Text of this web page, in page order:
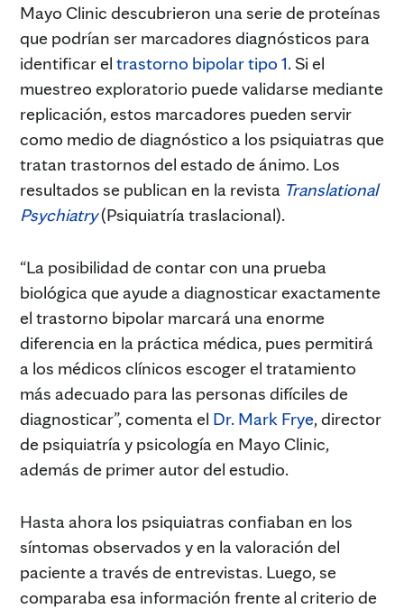
Mayo Clinic descubrieron una serie de proteínas
que podrían ser marcadores diagnósticos para
identificar el trastorno bipolar tipo 1. Si el
muestreo exploratorio puede validarse mediante
replicación, estos marcadores pueden servir
como medio de diagnóstico a los psiquiatras que
tratan trastornos del estado de ánimo. Los
resultados se publican en la revista Translational
Psychiatry(Psiquiatría traslacional).
“La posibilidad de contar con una prueba
biológica que ayude a diagnosticar exactamente
el trastorno bipolar marcará una enorme
diferencia en la práctica médica, pues permitirá
a los médicos clínicos escoger el tratamiento
más adecuado para las personas difíciles de
diagnosticar”, comenta el Dr. Mark Frye, director
de psiquiatría y psicología en Mayo Clinic,
además de primer autor del estudio.
Hasta ahora los psiquiatras confiaban en los
síntomas observados y en la valoración del
paciente a través de entrevistas. Luego, se
comparaba esa información frente al criterio de